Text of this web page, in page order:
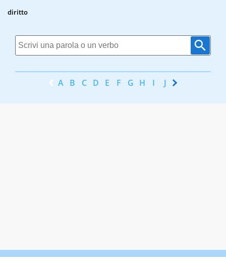
diritto
A B C D E F G H I J K